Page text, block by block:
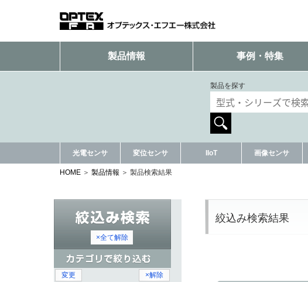
製品情報 事例・特集
製品を探す
光電センサ 変位センサ IIoT 画像センサ
HOME 製品情報 製品検索結果
×全て解除
変更
×解除
絞込み検索結果